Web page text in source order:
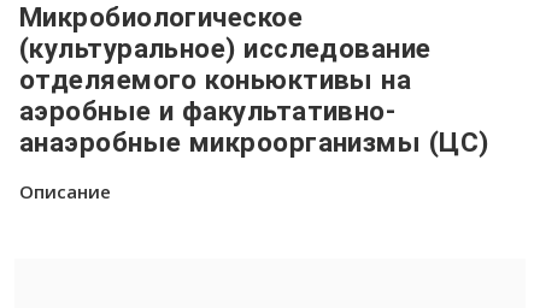
Микробиологическое
(культуральное) исследование
отделяемого коньюктивы на
аэробные и факультативно-
анаэробные микроорганизмы (ЦС)
Описание